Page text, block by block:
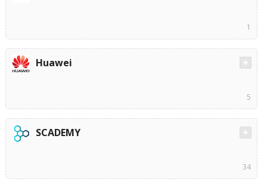
1
Huawei
5
SCADEMY
34